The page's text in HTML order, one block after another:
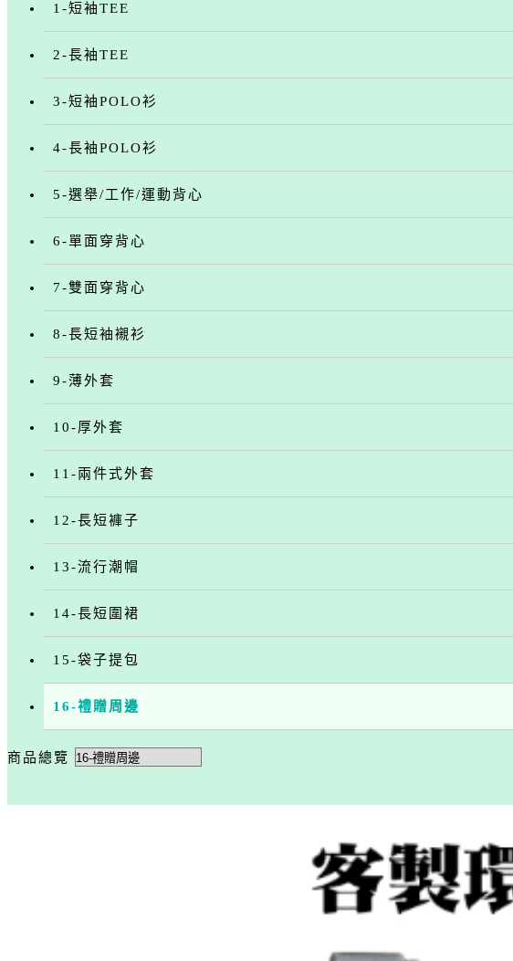
1-短袖TEE
2-長袖TEE
3-短袖POLO衫
4-長袖POLO衫
5-選舉/工作/運動背心
6-單面穿背心
7-雙面穿背心
8-長短袖襯衫
9-薄外套
10-厚外套
11-兩件式外套
12-長短褲子
13-流行潮帽
14-長短圍裙
15-袋子提包
16-禮贈周邊
商品總覽